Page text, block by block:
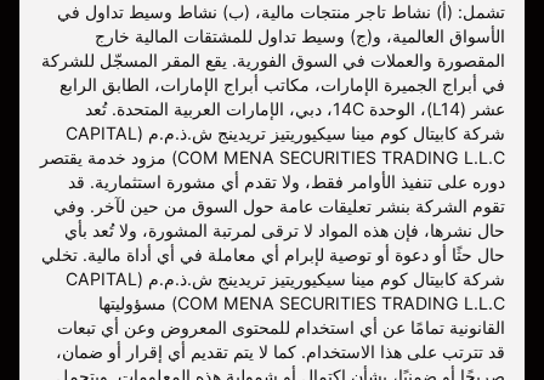
تشمل: (أ) نشاط تاجر منتجات مالية، (ب) نشاط وسيط تداول في
الأسواق العالمية، و(ج) وسيط تداول للمشتقات المالية خارج
المقصورة والعملات في السوق الفورية. يقع المقر المسجّل للشركة
في أبراج الجميرة الإمارات، مكاتب أبراج الإمارات، الطابق الرابع
عشر (L14)، الوحدة 14C، دبي، الإمارات العربية المتحدة. تُعد
شركة كابيتال كوم مينا سيكيوريتيز تريدينج ش.ذ.م.م (CAPITAL
COM MENA SECURITIES TRADING L.L.C) مزود خدمة يقتصر
دوره على تنفيذ الأوامر فقط، ولا تقدم أي مشورة استثمارية. قد
تقوم الشركة بنشر تعليقات عامة حول السوق من حين لآخر. وفي
حال نشرها، فإن هذه المواد لا ترقى لمرتبة المشورة، ولا تُعد بأي
حال حثًا أو دعوة أو توصية لإبرام أي معاملة في أي أداة مالية. تخلي
شركة كابيتال كوم مينا سيكيوريتيز تريدينج ش.ذ.م.م (CAPITAL
COM MENA SECURITIES TRADING L.L.C) مسؤوليتها
القانونية تمامًا عن أي استخدام للمحتوى المعروض وعن أي تبعات
قد تترتب على هذا الاستخدام. كما لا يتم تقديم أي إقرار أو ضمان،